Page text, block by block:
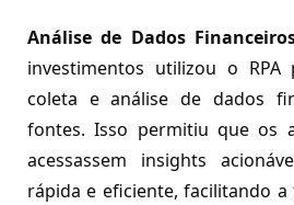
Análise de Dados
investimentos utilizou o
coleta e análise de dados
fontes. Isso permitiu que os
acessassem insights
rápida e eficiente, facilitando a